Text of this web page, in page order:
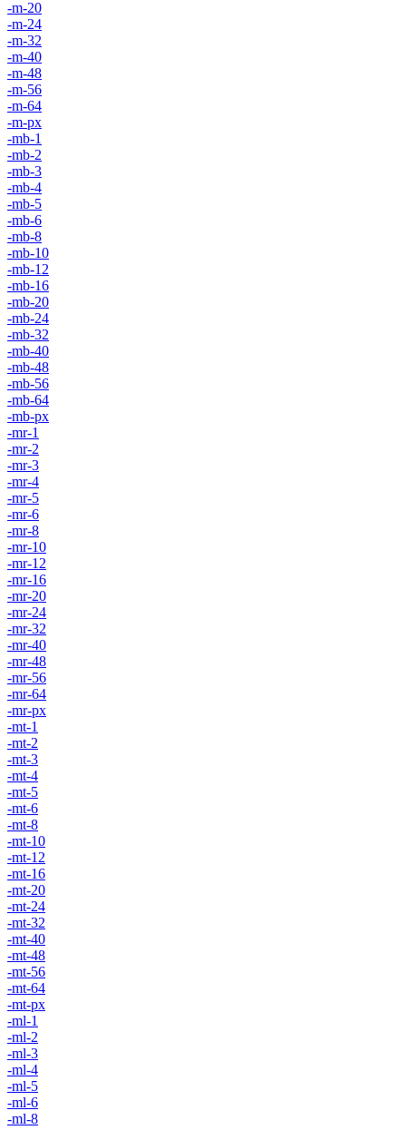
-m-20
-m-24
-m-32
-m-40
-m-48
-m-56
-m-64
-m-px
-mb-1
-mb-2
-mb-3
-mb-4
-mb-5
-mb-6
-mb-8
-mb-10
-mb-12
-mb-16
-mb-20
-mb-24
-mb-32
-mb-40
-mb-48
-mb-56
-mb-64
-mb-px
-mr-1
-mr-2
-mr-3
-mr-4
-mr-5
-mr-6
-mr-8
-mr-10
-mr-12
-mr-16
-mr-20
-mr-24
-mr-32
-mr-40
-mr-48
-mr-56
-mr-64
-mr-px
-mt-1
-mt-2
-mt-3
-mt-4
-mt-5
-mt-6
-mt-8
-mt-10
-mt-12
-mt-16
-mt-20
-mt-24
-mt-32
-mt-40
-mt-48
-mt-56
-mt-64
-mt-px
-ml-1
-ml-2
-ml-3
-ml-4
-ml-5
-ml-6
-ml-8